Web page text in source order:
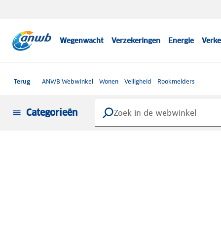
Wegenwacht Verzekeringen Energie
Terug ANWB Webwinkel Wonen Veiligheid Rookmelders
Categorieën